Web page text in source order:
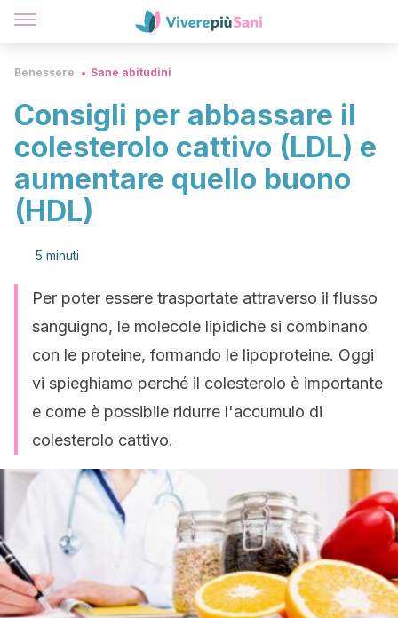
Benessere Sane abitudini
Consigli per abbassare il
colesterolo cattivo (LDL) e
aumentare quello buono
(HDL)
5 minuti
Per poter essere trasportate attraverso il flusso
sanguigno, le molecole lipidiche si combinano
con le proteine, formando le lipoproteine. Oggi
vi spieghiamo perché il colesterolo è importante
e come è possibile ridurre l'accumulo di
colesterolo cattivo.